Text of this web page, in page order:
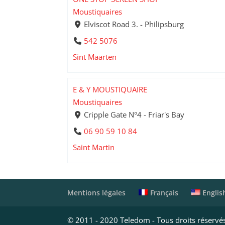
Moustiquaires
Elviscot Road 3. - Philipsburg
542 5076
Sint Maarten
E & Y MOUSTIQUAIRE
Moustiquaires
Cripple Gate N°4 - Friar's Bay
06 90 59 10 84
Saint Martin
Mentions légales Français
© 2011 - 2020 Teledom - Tous droits